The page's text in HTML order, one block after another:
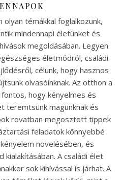
olyan témákkal foglalkozunk,
mindennapi életünket és
megoldásában. Legyen
életmódról, családi
célunk, hogy hasznos
olvasóinknak. Az otthon a
hogy kényelmes és
teremtsünk magunknak és
rovatban megosztott tippek
feladatok könnyebbé
növelésében, és
A családi élet
sok kihívással is járhat. A